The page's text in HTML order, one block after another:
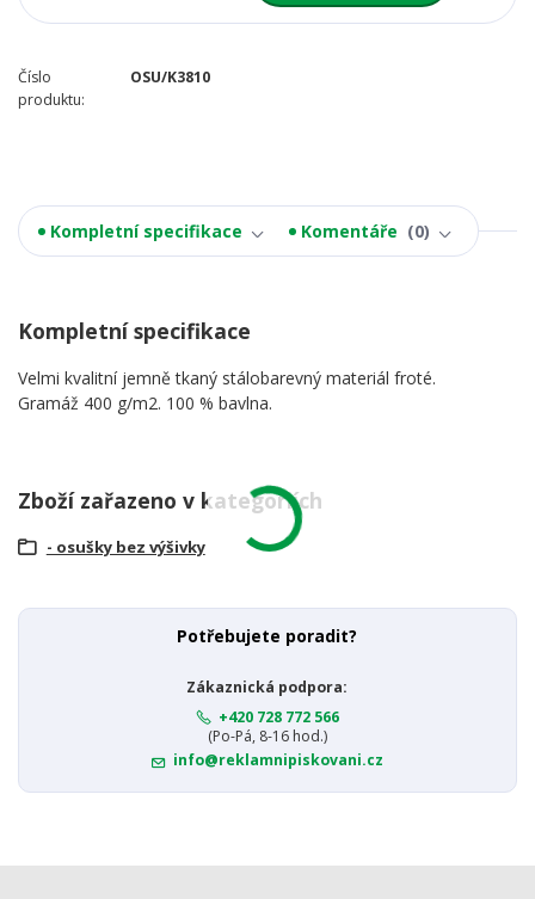
Číslo
produktu:
OSU/K3810
Kompletní specifikace Komentáře 0
Kompletní specifikace
Velmi kvalitní jemně tkaný stálobarevný materiál froté.
Gramáž 400 g/m2. 100 % bavlna.
Zboží zařazeno v kategoriích
- osušky bez výšivky
Potřebujete poradit?
Zákaznická podpora:
+420 728 772 566
(Po-Pá, 8-16 hod.)
info@reklamnipiskovani.cz